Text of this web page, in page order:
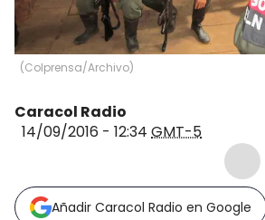
(Colprensa/Archivo)
Caracol Radio
14/09/2016 - 12:34 GMT-5
Añadir Caracol Radio en Google